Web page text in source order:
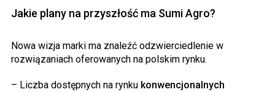
Jakie plany na przyszłość ma SumiAgro?
Nowa wizja marki ma znaleźć odzwierciedlenie w
rozwiązaniach oferowanych na polskim rynku.
– Liczba dostępnych na rynku konwencjonalnych